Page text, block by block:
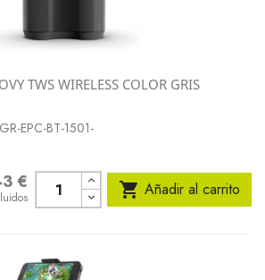
TWS WIRELESS COLOR GRIS
EPC-BT-1501-
€  Añadir al carrito